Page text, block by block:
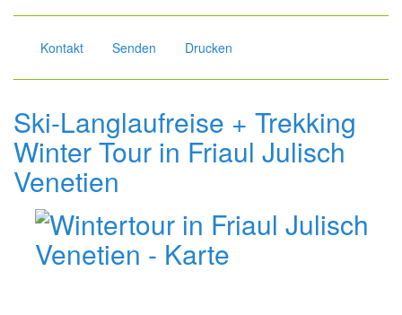
Kontakt Senden Drucken
Ski-Langlaufreise + Trekking
Winter Tour in Friaul Julisch
Venetien